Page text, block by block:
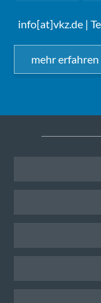
info[at]vkz.de |
mehr erfahren